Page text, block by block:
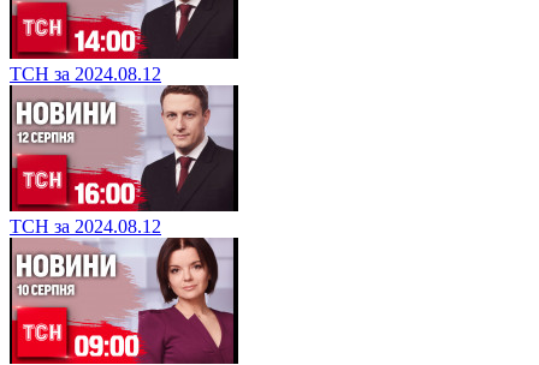
ТСН за 2024.08.12
ТСН за 2024.08.12